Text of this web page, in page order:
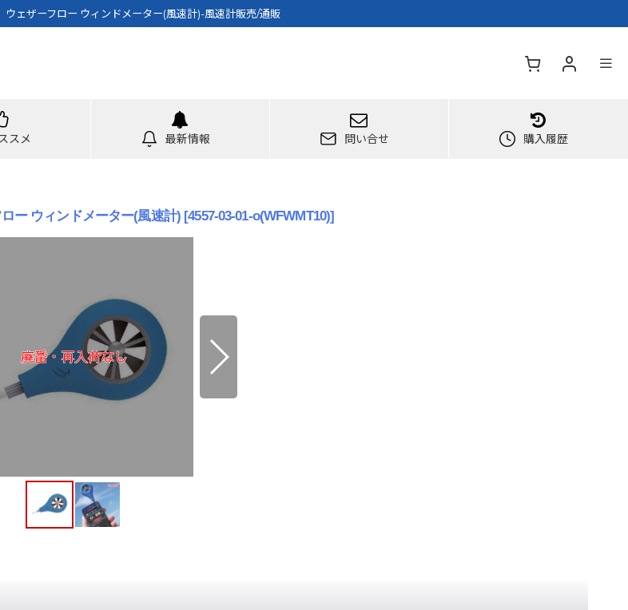
ウェザーフロー ウィンドメーター(風速計)-風速計販売/通販
スメ 最新情報 問い合せ 購入履歴
ー ウィンドメーター(風速計) [4557-03-01-o(WFWMT10)]